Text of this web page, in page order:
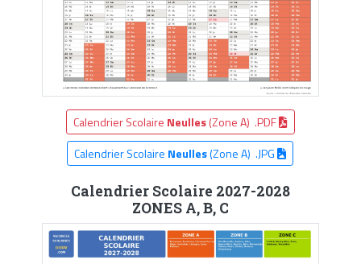
Calendrier Scolaire Neulles(Zone A) .PDF
Calendrier Scolaire Neulles(Zone A) .JPG
Calendrier Scolaire 2027-2028
ZONES A, B, C